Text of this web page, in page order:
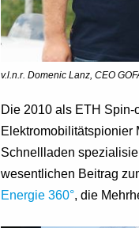
v.l.n.r. Domenic Lanz, CEO
Die 2010 als ETH Spin-
Elektromobilitätspionier
Schnellladen
wesentlichen Beitrag
Energie 360°, die